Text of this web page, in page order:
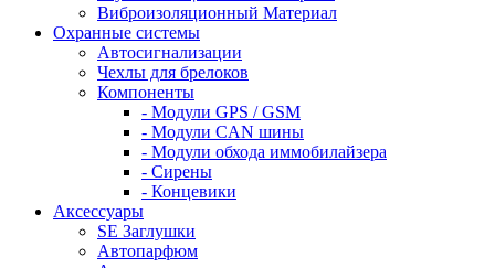
Виброизоляционный Материал
Охранные системы
Автосигнализации
Чехлы для брелоков
Компоненты
- Модули GPS / GSM
- Модули CAN шины
- Модули обхода иммобилайзера
- Сирены
- Концевики
Аксессуары
SE Заглушки
Автопарфюм